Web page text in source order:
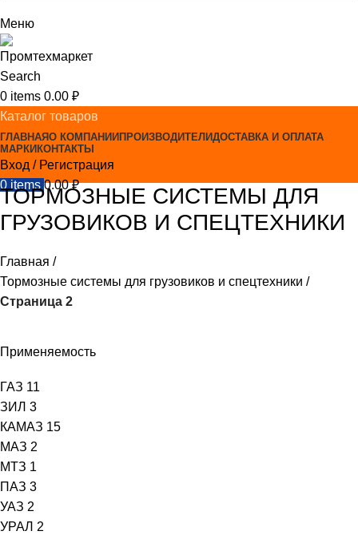
Меню
Search
0 items 0.00 ₽
Каталог товаров
ГЛАВНАЯО КОМПАНИИ ПРОИЗВОДИТЕЛИДОСТАВКА И ОПЛАТА
МАРКИ КОНТАКТЫ
Вход / Регистрация
0 items 0.00₽
ТОРМОЗНЫЕ СИСТЕМЫ ДЛЯ
ГРУЗОВИКОВ И СПЕЦТЕХНИКИ
Главная
Тормозные системы для грузовиков и спецтехники
Страница 2
Применяемость
ГАЗ 11
ЗИЛ 3
КАМАЗ 15
МАЗ 2
МТЗ 1
ПАЗ 3
УАЗ 2
УРАЛ 2